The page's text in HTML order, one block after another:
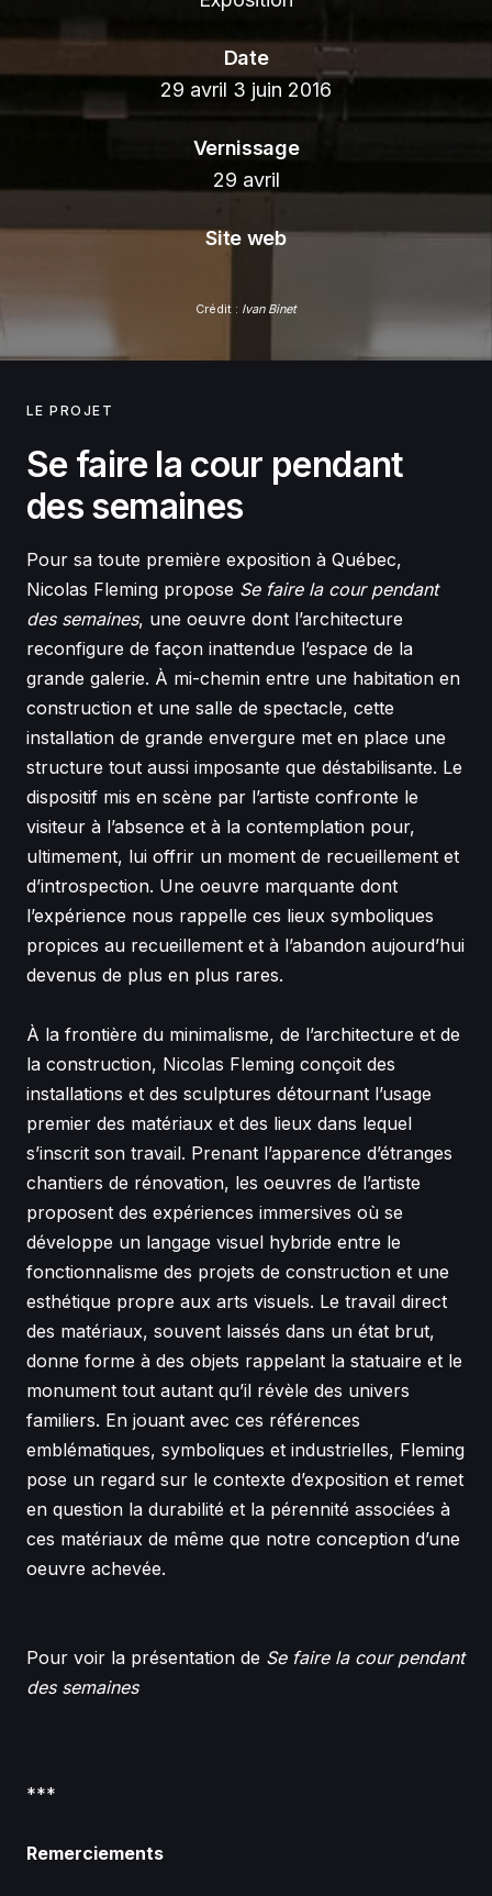
Date
29 avril 3 juin 2016
Vernissage
29 avril
Site web
Crédit : Ivan Binet
LE PROJET
Se faire la cour pendant
des semaines
Pour sa toute première exposition à Québec,
Nicolas Fleming propose Se faire la cour pendant
des semaines, une oeuvre dont l’architecture
reconfigure de façon inattendue l’espace de la
grande galerie. À mi-chemin entre une habitation en
construction et une salle de spectacle, cette
installation de grande envergure met en place une
structure tout aussi imposante que déstabilisante. Le
dispositif mis en scène par l’artiste confronte le
visiteur à l’absence et à la contemplation pour,
ultimement, lui offrir un moment de recueillement et
d’introspection. Une oeuvre marquante dont
l’expérience nous rappelle ces lieux symboliques
propices au recueillement et à l’abandon aujourd’hui
devenus de plus en plus rares.
À la frontière du minimalisme, de l’architecture et de
la construction, Nicolas Fleming conçoit des
installations et des sculptures détournant l’usage
premier des matériaux et des lieux dans lequel
s’inscrit son travail. Prenant l’apparence d’étranges
chantiers de rénovation, les oeuvres de l’artiste
proposent des expériences immersives où se
développe un langage visuel hybride entre le
fonctionnalisme des projets de construction et une
esthétique propre aux arts visuels. Le travail direct
des matériaux, souvent laissés dans un état brut,
donne forme à des objets rappelant la statuaire et le
monument tout autant qu’il révèle des univers
familiers. En jouant avec ces références
emblématiques, symboliques et industrielles, Fleming
pose un regard sur le contexte d’exposition et remet
en question la durabilité et la pérennité associées à
ces matériaux de même que notre conception d’une
oeuvre achevée.
Pour voir la présentation de Se faire la cour pendant
des semaines
***
Remerciements